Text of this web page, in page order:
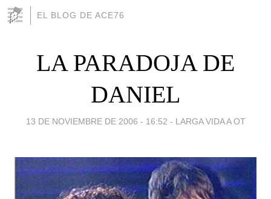
EL BLOG DE ACE76
LA PARADOJA DE
DANIEL
13 DE NOVIEMBRE DE 2006 - 16:52 - LARGA VIDA A OT